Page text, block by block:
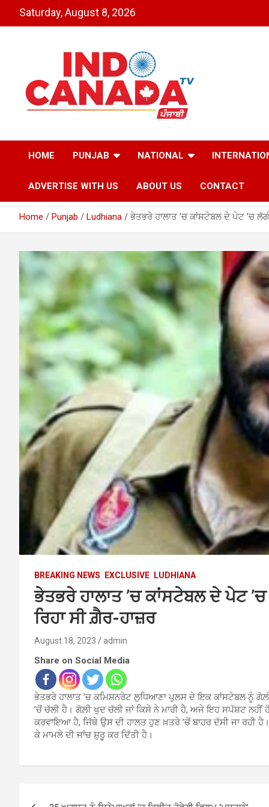
Saturday, August 8, 2026
Indo Canada TV – The
Canada News Channel
HOME PUNJAB NATIONAL
ADVERTISE WITH US ABOUT US CONTACT
Home Punjab Ludhiana ਭੇਤਭਰੇ ਹਾਲਾਤ ’ਚ ਕਾਂਸਟੇਬਲ ਦੇ ਪੇਟ ’ਚ
BREAKING NEWS EXCLUSIVE LUDHIANA
ਭੇਤਭਰੇ ਹਾਲਾਤ ’ਚ ਕਾਂਸਟੇਬਲ ਦੇ ਪੇਟ
ਰਿਹਾ ਸੀ ਗ਼ੈਰ-ਹਾਜ਼ਰ
August 18, 2023 admin
Share on Social Media
ਭੇਤਭਰੇ ਹਾਲਾਤ ’ਚ ਕਮਿਸ਼ਨਰੇਟ ਲੁਧਿਆਣਾ ਪੁਲਸ ਦੇ ਇਕ ਕਾਂਸਟੇਬਲ ਨੂੰ
’ਚੋਂ ਚੱਲੀ ਹੈ। ਗੋਲ਼ੀ ਖੁਦ ਚੱਲੀ ਜਾਂ ਕਿਸੇ ਨੇ ਮਾਰੀ ਹੈ, ਅਜੇ ਇਹ ਸਪੱਸ਼ਟ
ਕਰਵਾਇਆ ਹੈ, ਜਿੱਥੇ ਉਸ ਦੀ ਹਾਲਤ ਹੁਣ ਖ਼ਤਰੇ ’ਚੋਂ ਬਾਹਰ ਦੱਸੀ ਜਾ ਰਹੀ
ਕੇ ਮਾਮਲੇ ਦੀ ਜਾਂਚ ਸ਼ੁਰੂ ਕਰ ਦਿੱਤੀ ਹੈ।